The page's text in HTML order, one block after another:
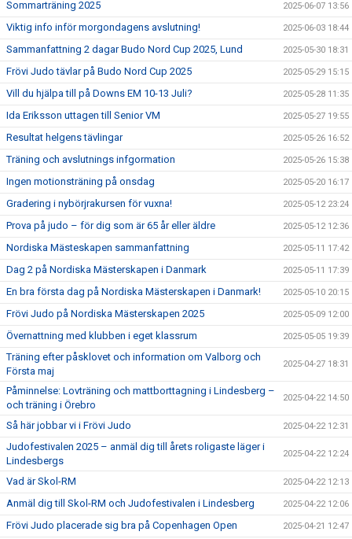
Sommarträning 2025 2025-06-07 13:56
Viktig info inför morgondagens avslutning! 2025-06-03 18:44
Sammanfattning 2 dagar Budo Nord Cup 2025, Lund 2025-05-30 18:31
Frövi Judo tävlar på Budo Nord Cup 2025 2025-05-29 15:15
Vill du hjälpa till på Downs EM 10-13 Juli? 2025-05-28 11:35
Ida Eriksson uttagen till Senior VM 2025-05-27 19:55
Resultat helgens tävlingar 2025-05-26 16:52
Träning och avslutnings infgormation 2025-05-26 15:38
Ingen motionsträning på onsdag 2025-05-20 16:17
Gradering i nybörjrakursen för vuxna! 2025-05-12 23:24
Prova på judo – för dig som är 65 år eller äldre 2025-05-12 12:36
Nordiska Mästeskapen sammanfattning 2025-05-11 17:42
Dag 2 på Nordiska Mästerskapen i Danmark 2025-05-11 17:39
En bra första dag på Nordiska Mästerskapen i Danmark! 2025-05-10 20:15
Frövi Judo på Nordiska Mästerskapen 2025 2025-05-09 12:00
Övernattning med klubben i eget klassrum 2025-05-05 19:39
Träning efter påsklovet och information om Valborg och
Första maj
2025-04-27 18:31
Påminnelse: Lovträning och mattborttagning i Lindesberg –
och träning i Örebro
2025-04-22 14:50
Så här jobbar vi i Frövi Judo 2025-04-22 12:31
Judofestivalen 2025 – anmäl dig till årets roligaste läger i
Lindesbergs
2025-04-22 12:24
Vad är Skol-RM 2025-04-22 12:13
Anmäl dig till Skol-RM och Judofestivalen i Lindesberg 2025-04-22 12:06
Frövi Judo placerade sig bra på Copenhagen Open 2025-04-21 12:47